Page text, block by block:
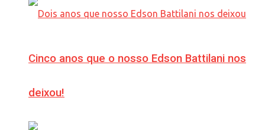
Cinco anos que o nosso Edson Battilani nos
deixou!